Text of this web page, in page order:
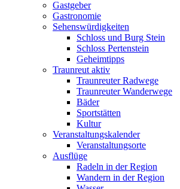
Gastgeber
Gastronomie
Sehenswürdigkeiten
Schloss und Burg Stein
Schloss Pertenstein
Geheimtipps
Traunreut aktiv
Traunreuter Radwege
Traunreuter Wanderwege
Bäder
Sportstätten
Kultur
Veranstaltungskalender
Veranstaltungsorte
Ausflüge
Radeln in der Region
Wandern in der Region